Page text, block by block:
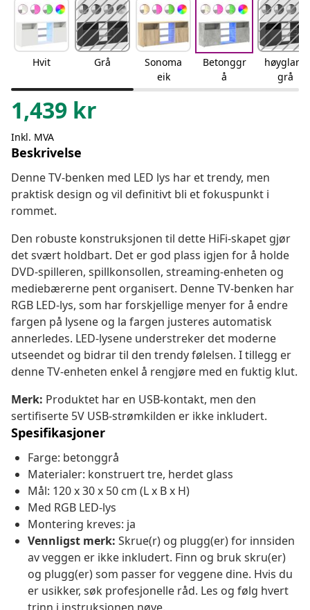
Hvit Grå
Sonoma
eik
Betonggr
å
høyglans
grå
1,439 kr
Inkl. MVA
Beskrivelse
Denne TV-benken med LED lys har et trendy, men
praktisk design og vil definitivt bli et fokuspunkt i
rommet.
Den robuste konstruksjonen til dette HiFi-skapet gjør
det svært holdbart. Det er god plass igjen for å holde
DVD-spilleren, spillkonsollen, streaming-enheten og
mediebærerne pent organisert. Denne TV-benken har
RGB LED-lys, som har forskjellige menyer for å endre
fargen på lysene og la fargen justeres automatisk
annerledes. LED-lysene understreker det moderne
utseendet og bidrar til den trendy følelsen. I tillegg er
denne TV-enheten enkel å rengjøre med en fuktig klut.
Merk: Produktet har en USB-kontakt, men den
sertifiserte 5V USB-strømkilden er ikke inkludert.
Spesifikasjoner
Farge: betonggrå
Materialer: konstruert tre, herdet glass
Mål: 120 x 30 x 50 cm (L x B x H)
Med RGB LED-lys
Montering kreves: ja
Vennligst merk: Skrue(r) og plugg(er) for innsiden
av veggen er ikke inkludert. Finn og bruk skru(er)
og plugg(er) som passer for veggene dine. Hvis du
er usikker, søk profesjonelle råd. Les og følg hvert